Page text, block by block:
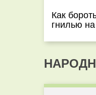
Как
гнилью